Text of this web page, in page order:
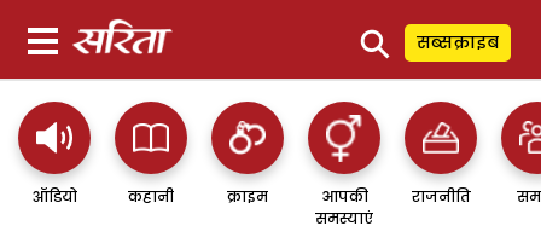
⚲ सब्सक्राइब
ऑडियो कहानी क्राइम
आपकी
समस्याएं
राजनीति